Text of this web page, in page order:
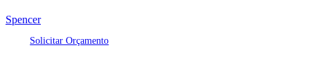
Spencer
Solicitar Orçamento